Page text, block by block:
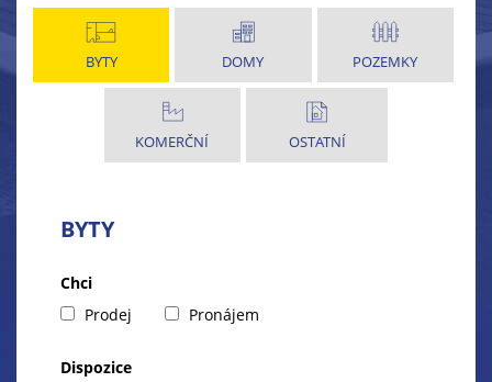
BYTY DOMY POZEMKY
KOMERČNÍ OSTATNÍ
BYTY
Chci
Prodej
Pronájem
Dispozice